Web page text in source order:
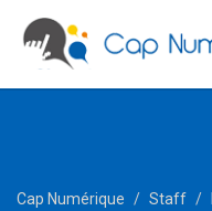
Cap Numérique Staff